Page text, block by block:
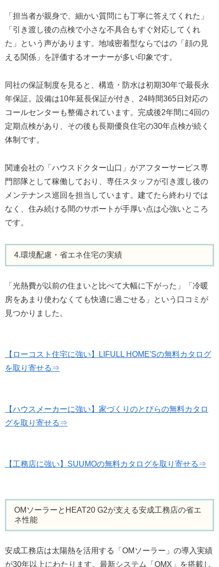
「担当者が親身で、細かい質問にも丁寧に答えてくれた」
「引き渡し後の点検で小さな不具合もすぐ対応してくれ
た」という声があります。地域密着型ならではの「顔の見
える関係」を評価するオーナーが多い印象です。
同社の保証制度を見ると、構造・防水は初期30年で最長永
年保証。設備は10年延長保証が付き、24時間365日対応の
コールセンターも整備されています。完成後2年間に4回の
定期点検があり、その後も長期優良住宅の30年点検が続く
体制です。
関連会社の「ハウスドクター山口」がアフターサービス専
門部隊として稼働しており、専任スタッフが引き渡し後の
メンテナンス巡回を担当しています。建てたら終わりでは
なく、住み続ける間のサポートが手厚い点は心強いところ
です。
4.環境配慮・省エネ住宅の実績
「光熱費が以前の住まいと比べて大幅に下がった」「冷暖
房をあまり使わなくても快適に過ごせる」という口コミが
見つかりました。
【ローコスト住宅に強い】LIFULL HOME'Sの無料カタログ
を取り寄せる⇒
【ハウスメーカーに強い】家づくりのとびらの無料カタロ
グを取り寄せる⇒
【工務店に強い】SUUMOの無料カタログを取り寄せる⇒
OMソーラーとHEAT20 G2が支える安成工務店の省エ
ネ性能
安成工務店は太陽熱を活用する「OMソーラー」の導入実績
が30年以上にわたります。最新システム「OMX」を搭載し